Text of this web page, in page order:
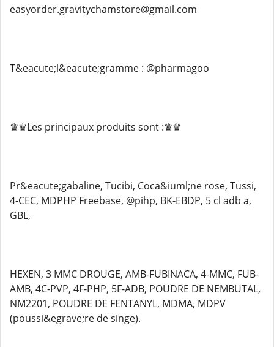
easyorder.gravitychamstore@gmail.com
T&eacute;l&eacute;gramme : @pharmagoo
♛♛Les principaux produits sont :♛♛
Pr&eacute;gabaline, Tucibi, Coca&iuml;ne rose, Tussi,
4-CEC, MDPHP Freebase, @pihp, BK-EBDP, 5 cl adb a,
GBL,
HEXEN, 3 MMC DROUGE, AMB-FUBINACA, 4-MMC, FUB-
AMB, 4C-PVP, 4F-PHP, 5F-ADB, POUDRE DE NEMBUTAL,
NM2201, POUDRE DE FENTANYL, MDMA, MDPV
(poussi&egrave;re de singe).